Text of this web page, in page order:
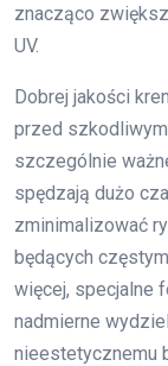
znacząco
UV.
Dobrej jakości
przed szkodliwym
szczególnie
spędzają dużo
zminimalizować
będących
więcej, specjalne
nadmierne
nieestetycznemu